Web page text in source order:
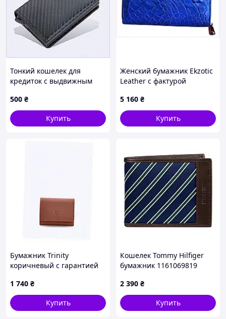
Тонкий кошелек для
кредиток с выдвижным
500 ₴
Купить
Женский бумажник Ekzotic
Leather с фактурой
849PE7T229
5 160 ₴
Купить
Бумажник Trinity
коричневый с гарантией
производителя
8497AK9A26
1 740 ₴
Купить
Кошелек Tommy Hilfiger
бумажник 1161069819
size)
2 390 ₴
Купить